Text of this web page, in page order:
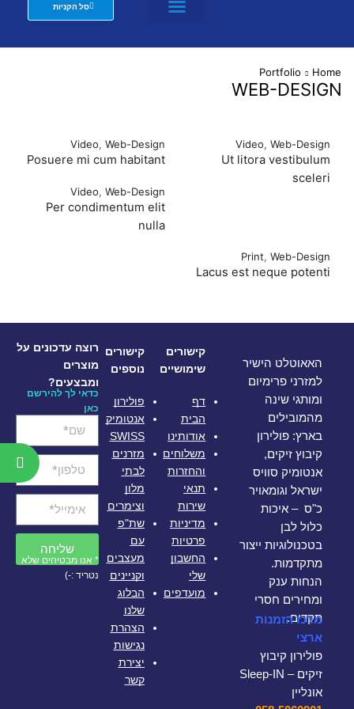
סל הקניות
Home
Portfolio
WEB-DESIGN
Video, Web-Design
Ut litora vestibulum
sceleri
Video, Web-Design
Posuere mi cum habitant
Video, Web-Design
Per condimentum elit
nulla
Print, Web-Design
Lacus est neque potenti
האאוטלט הישיר
למזרני פרימיום
ומותגי שינה
מהמובילים
בארץ: פולירון
קיבוץ זיקים,
אנטומיק סוויס
ישראל וגומאויר
כ"ס – איכות
כלול לבן
בטכנולוגיות ייצור
מתקדמות.
הנחות ענק
ומחירים חסרי
תקדים.
מרכז הזמנות
ארצי
פולירון קיבוץ
זיקים – Sleep-IN
אונליין
קישורים
שימושיים
דף
הבית
אודותינו
משלוחים
והחזרות
תנאי
שירות
מדיניות
פרטיות
החשבון
שלי
מועדפים
קישורים
נוספים
פולירון
אנטומיק
SWISS
מזרנים
לבתי
מלון
וצימרים
שת"פ
עם
מעצבים
וקניינים
הבלוג
שלנו
הצהרת
נגישות
יצירת
קשר
רוצה עדכונים על
מוצרים
ומבצעים?
כדאי לך להירשם
כאן
שליחה
* אנו מבטיחים שלא
נטריד :-)